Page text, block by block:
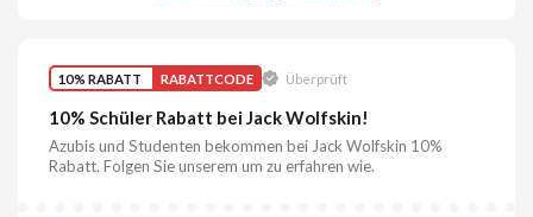
10% RABATT RABATTCODE Überprüft
10% Schüler Rabatt bei Jack Wolfskin!
Azubis und Studenten bekommen bei Jack Wolfskin 10%
Rabatt. Folgen Sie unserem um zu erfahren wie.